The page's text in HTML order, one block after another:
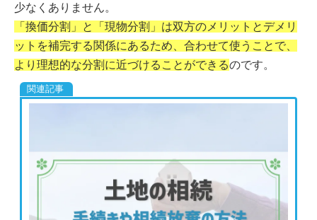
少なくありません。
「換価分割」と「現物分割」は双方のメリットとデメリ
ットを補完する関係にあるため、合わせて使うことで、
より理想的な分割に近づけることができるのです。